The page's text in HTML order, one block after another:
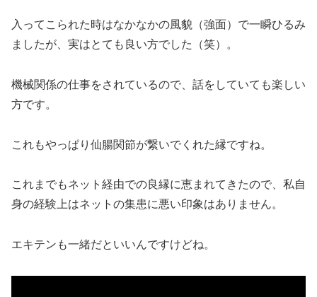
入ってこられた時はなかなかの風貌（強面）で一瞬ひるみ
ましたが、実はとても良い方でした（笑）。
機械関係の仕事をされているので、話をしていても楽しい
方です。
これもやっぱり仙腸関節が繋いでくれた縁ですね。
これまでもネット経由での良縁に恵まれてきたので、私自
身の経験上はネットの集患に悪い印象はありません。
エキテンも一緒だといいんですけどね。